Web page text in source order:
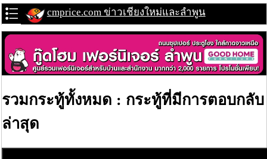
cmprice.com ข่าวเชียงใหม่และลำพูน
รวมกระทู้ทั้งหมด : กระทู้ที่มีการตอบกลับ
ล่าสุด